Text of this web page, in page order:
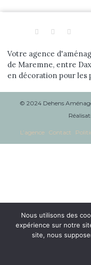
Votre agence
de Maremne, entre
en décoration pour les
© 2024 Dehens
L’agence Contact
Nous utilisons des
expérience sur notre
site, nous